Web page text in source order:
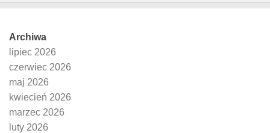
Archiwa
lipiec 2026
czerwiec 2026
maj 2026
kwiecień 2026
marzec 2026
luty 2026